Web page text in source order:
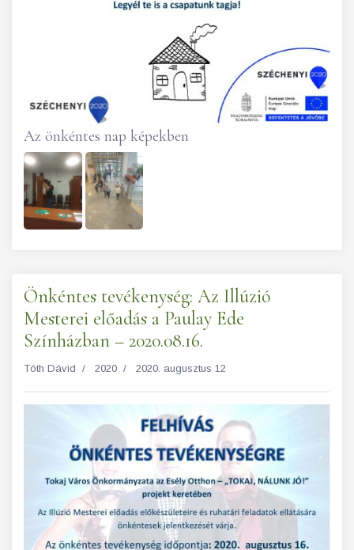
Az önkéntes nap képekben
Önkéntes tevékenység: Az Illúzió
Mesterei előadás a Paulay Ede
Színházban – 2020.08.16.
Tóth Dávid 2020 2020. augusztus 12